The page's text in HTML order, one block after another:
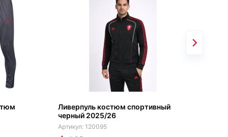
Ливерпуль костюм спортивный
черный 2025/26
120095